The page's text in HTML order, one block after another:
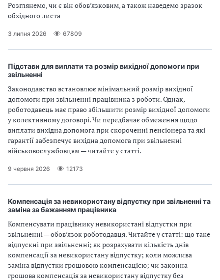
Розглянемо, чи є він обов’язковим, а також наведемо зразок
обхідного листа
3 липня 2026 67809
Підстави для виплати та розмір вихідної допомоги при
звільненні
Законодавство встановлює мінімальний розмір вихідної
допомоги при звільненні працівника з роботи. Однак,
роботодавець має право збільшити розмір вихідної допомоги
у колективному договорі. Чи передбачає обмеження щодо
виплати вихідна допомога при скороченні пенсіонера та які
гарантії забезпечує вихідна допомога при звільненні
військовослужбовцям — читайте у статті.
9 червня 2026 12173
Компенсація за невикористану відпустку при звільненні та
заміна за бажанням працівника
Компенсувати працівнику невикористані відпустки при
звільненні — обов’язок роботодавця. Читайте у статті: що таке
відпускні при звільненні; як розрахувати кількість днів
компенсації за невикористану відпустку; коли можлива
заміна відпустки грошовою компенсацією; чи законна
грошова компенсація за невикористану відпустку без